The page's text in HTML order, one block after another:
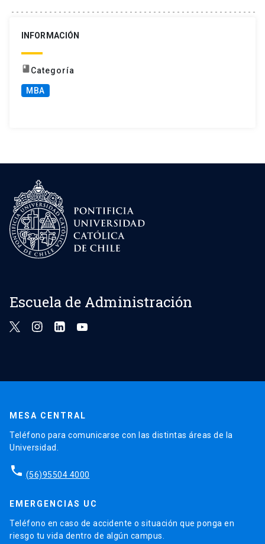
INFORMACIÓN
book Categoría
MBA
Escuela de Administración
MESA CENTRAL
Teléfono para comunicarse con las distintas áreas de la
Universidad.
phone (56)95504 4000
EMERGENCIAS UC
Teléfono en caso de accidente o situación que ponga en
riesgo tu vida dentro de algún campus.